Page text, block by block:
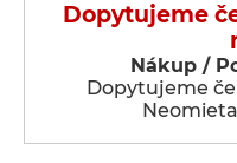
Dopytujeme
Nákup /
Dopytujeme